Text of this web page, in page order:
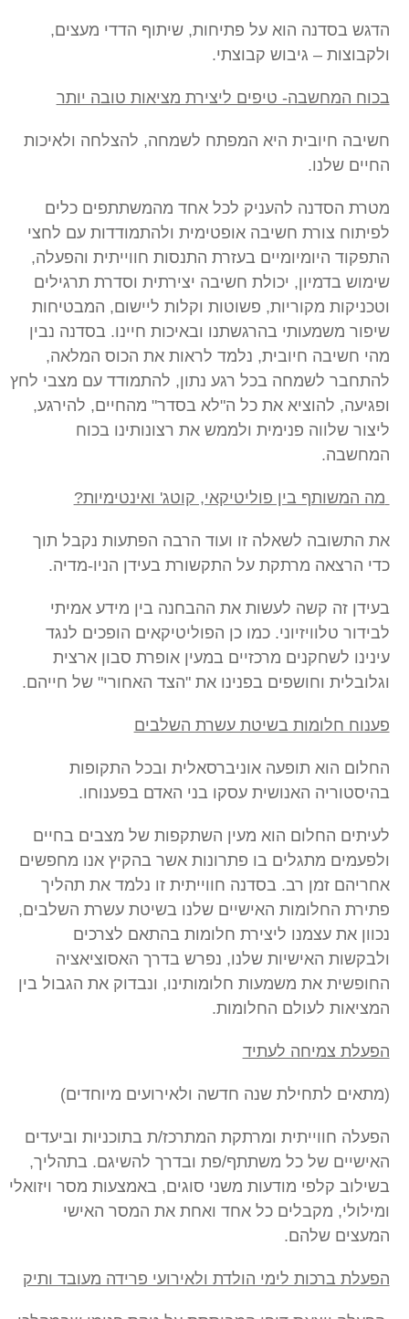
הדגש בסדנה הוא על פתיחות, שיתוף הדדי מעצים,
ולקבוצות – גיבוש קבוצתי.
בכוח המחשבה- טיפים ליצירת מציאות טובה יותר
חשיבה חיובית היא המפתח לשמחה, להצלחה ולאיכות
החיים שלנו.
מטרת הסדנה להעניק לכל אחד מהמשתתפים כלים
לפיתוח צורת חשיבה אופטימית ולהתמודדות עם לחצי
התפקוד היומיומיים בעזרת התנסות חווייתית והפעלה,
שימוש בדמיון, יכולת חשיבה יצירתית וסדרת תרגילים
וטכניקות מקוריות, פשוטות וקלות ליישום, המבטיחות
שיפור משמעותי בהרגשתנו ובאיכות חיינו. בסדנה נבין
מהי חשיבה חיובית, נלמד לראות את הכוס המלאה,
להתחבר לשמחה בכל רגע נתון, להתמודד עם מצבי לחץ
ופגיעה, להוציא את כל ה"לא בסדר" מהחיים, להירגע,
ליצור שלווה פנימית ולממש את רצונותינו בכוח
המחשבה.
מה המשותף בין פוליטיקאי, קוטג' ואינטימיות?
את התשובה לשאלה זו ועוד הרבה הפתעות נקבל תוך
כדי הרצאה מרתקת על התקשורת בעידן הניו-מדיה.
בעידן זה קשה לעשות את ההבחנה בין מידע אמיתי
לבידור טלוויזיוני. כמו כן הפוליטיקאים הופכים לנגד
עינינו לשחקנים מרכזיים במעין אופרת סבון ארצית
וגלובלית וחושפים בפנינו את "הצד האחורי" של חייהם.
פענוח חלומות בשיטת עשרת השלבים
החלום הוא תופעה אוניברסאלית ובכל התקופות
בהיסטוריה האנושית עסקו בני האדם בפענוחו.
לעיתים החלום הוא מעין השתקפות של מצבים בחיים
ולפעמים מתגלים בו פתרונות אשר בהקיץ אנו מחפשים
אחריהם זמן רב. בסדנה חווייתית זו נלמד את תהליך
פתירת החלומות האישיים שלנו בשיטת עשרת השלבים,
נכוון את עצמנו ליצירת חלומות בהתאם לצרכים
ולבקשות האישיות שלנו, נפרש בדרך האסוציאציה
החופשית את משמעות חלומותינו, ונבדוק את הגבול בין
המציאות לעולם החלומות.
הפעלת צמיחה לעתיד
(מתאים לתחילת שנה חדשה ולאירועים מיוחדים)
הפעלה חווייתית ומרתקת המתרכז/ת בתוכניות וביעדים
האישיים של כל משתתף/פת ובדרך להשיגם. בתהליך,
בשילוב קלפי מודעות משני סוגים, באמצעות מסר ויזואלי
ומילולי, מקבלים כל אחד ואחת את המסר האישי
המעצים שלהם.
הפעלת ברכות לימי הולדת ולאירועי פרידה מעובד ותיק